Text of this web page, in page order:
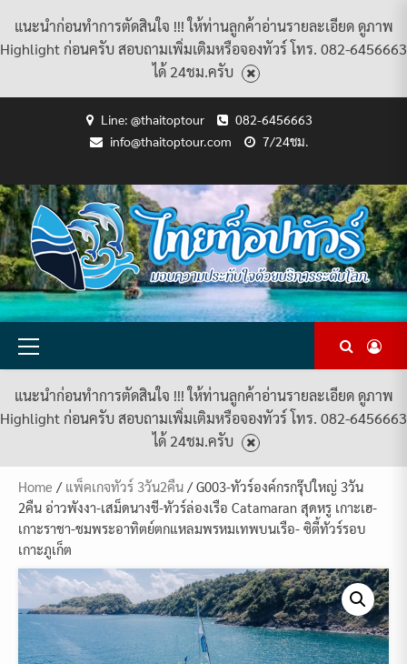
แนะนำก่อนทำการตัดสินใจ !!! ให้ท่านลูกค้าอ่านรายละเอียด ดูภาพ
Highlight ก่อนครับ สอบถามเพิ่มเติมหรือจองทัวร์ โทร. 082-6456663
ได้ 24ชม.ครับ
Line: @thaitoptour
082-6456663
info@thaitoptour.com
7/24ชม.
USACCOUNT
POLICY
AND
CONDITIONS
แพ็คเกจ
ทัวร์
ทั้งหมด
ต้อนรับ
สู่
ไทย
ท็อป
ทัวร์
กับ
เรา
ทัวร์
ทั้งหมด
Primary
แนะนำก่อนทำการตัดสินใจ !!! ให้ท่านลูกค้าอ่านรายละเอียด ดูภาพ
Highlight ก่อนครับ สอบถามเพิ่มเติมหรือจองทัวร์ โทร. 082-6456663
ได้ 24ชม.ครับ
Home / แพ็คเกจทัวร์ 3วัน2คืน / G003-ทัวร์องค์กรกรุ๊ปใหญ่ 3วัน
2คืน อ่าวพังงา-เสม็ดนางชี-ทัวร์ล่องเรือ Catamaran สุดหรู เกาะเฮ-
เกาะราชา-ชมพระอาทิตย์ตกแหลมพรหมเทพบนเรือ- ซิตี้ทัวร์รอบ
เกาะภูเก็ต